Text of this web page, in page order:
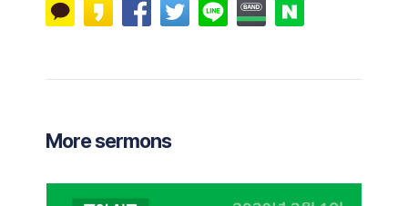
More sermons